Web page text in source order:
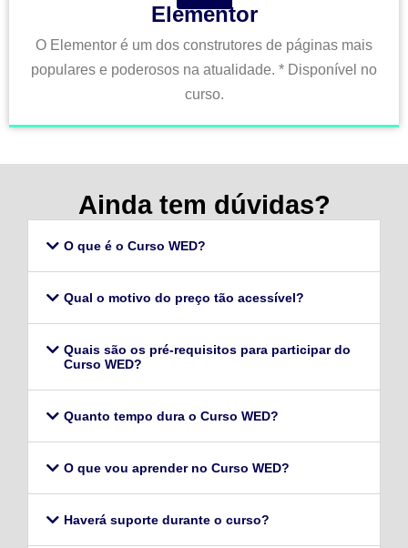
Elementor
O Elementor é um dos construtores de páginas mais
populares e poderosos na atualidade. * Disponível no
curso.
Ainda tem dúvidas?
O que é o Curso WED?
Qual o motivo do preço tão acessível?
Quais são os pré-requisitos para participar do
Curso WED?
Quanto tempo dura o Curso WED?
O que vou aprender no Curso WED?
Haverá suporte durante o curso?